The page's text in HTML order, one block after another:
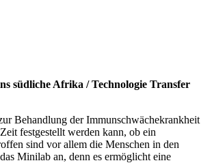
südliche Afrika / Technologie Transfer
Behandlung der Immunschwächekrankheit
festgestellt werden kann, ob ein
sind vor allem die Menschen in den
Minilab an, denn es ermöglicht eine